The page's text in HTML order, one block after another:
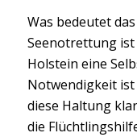
Was bedeutet
Seenotrettung ist
Holstein eine
Notwendigkeit ist
diese Haltung
die